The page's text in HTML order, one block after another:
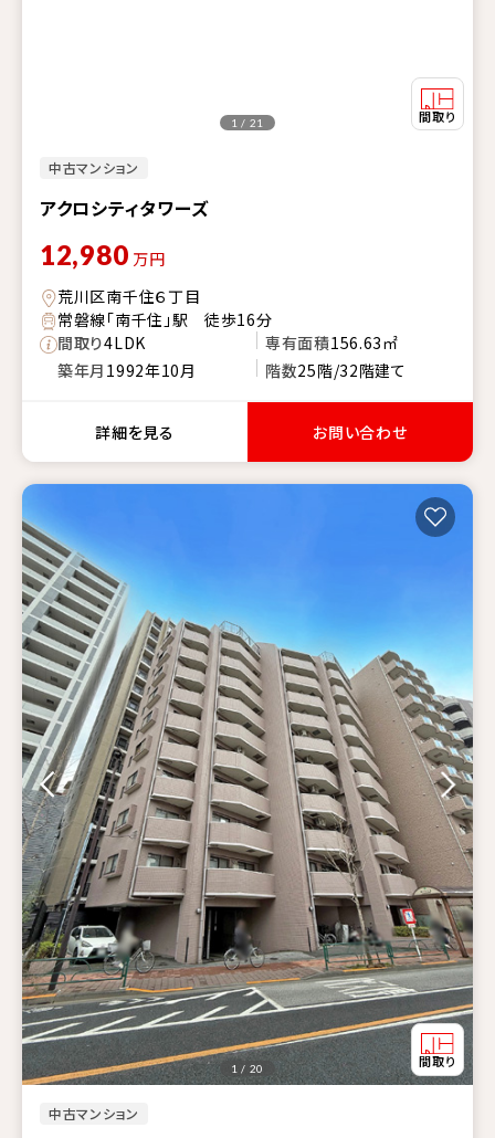
中古マンション
アクロシティタワーズ
1 / 21
12,980 万円
荒川区南千住６丁目
常磐線「南千住」駅 徒歩16分
間取り4LDK 専有面積156.63㎡
築年月 1992年10月 階数25階/32階建て
詳細を見る お問い合わせ
中古マンション
1 / 20